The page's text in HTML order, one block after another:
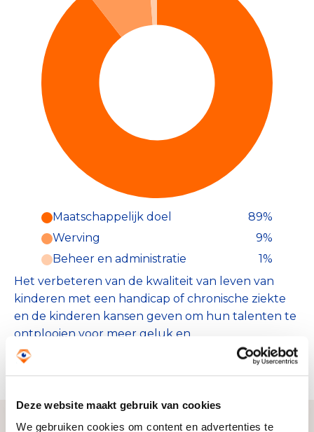
Deze website maakt gebruik van cookies
We gebruiken cookies om content en advertenties te
Maatschappelijk doel
89%
Werving
9%
Beheer en administratie
1%
Het verbeteren van de kwaliteit van leven van
kinderen met een handicap of chronische ziekte
en de kinderen kansen geven om hun talenten te
ontplooien voor meer geluk en
toekomstperspectief. Wij streven naar een wereld